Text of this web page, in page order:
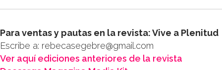
Para ventas y pautas en la revista: Vive a Plenitud
Escribe a: rebecasegebre@gmail.com
Ver aquí ediciones anteriores de la revista